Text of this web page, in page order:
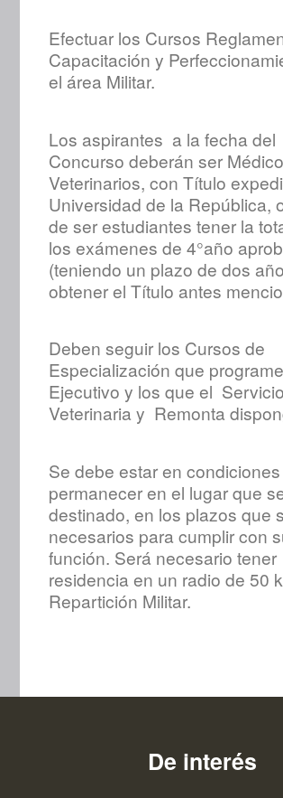
Efectuar los Cursos
Capacitación y
el área Militar.
Los aspirantes a la fecha del
Concurso deberán ser
Veterinarios, con Título
Universidad de la República,
de ser estudiantes tener la
los exámenes de 4°año
(teniendo un plazo de dos
obtener el Título antes
Deben seguir los Cursos de
Especialización que
Ejecutivo y los que el
Veterinaria y Remonta
Se debe estar en
permanecer en el lugar que
destinado, en los plazos que
necesarios para cumplir con
función. Será necesario tener
residencia en un radio de 50
Repartición Militar.
De interés